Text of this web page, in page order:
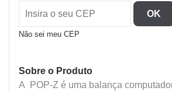
POP-
4V
OK
Não sei meu CEP
Sobre o Produto
A POP-Z é uma balança